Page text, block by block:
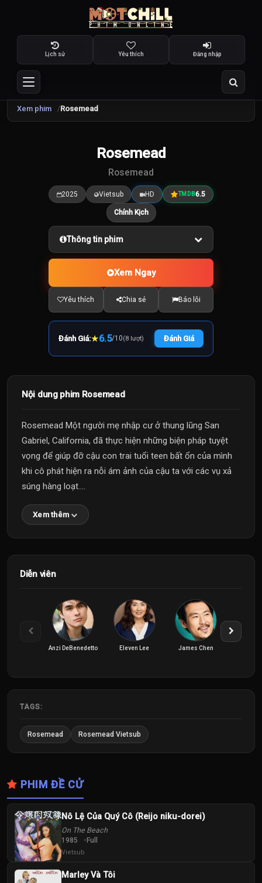
Lịch sử Yêu thích Đăng nhập
Xem phim Rosemead
Rosemead
Rosemead
2025 Vietsub HD TMDB6.5
Chính Kịch
Thông tin phim
Xem Ngay
Yêu thích Chia sẻ Báo lỗi
Đánh Giá:★6.5/10(8 lượt) Đánh Giá
Nội dung phim Rosemead
Rosemead Một người mẹ nhập cư ở thung lũng San
Gabriel, California, đã thực hiện những biện pháp tuyệt
vọng để giúp đỡ cậu con trai tuổi teen bất ổn của mình
khi cô phát hiện ra nỗi ám ảnh của cậu ta với các vụ xả
súng hàng loạt....
Xem thêm
Diễn viên
Anzi DeBenedetto Eleven Lee James Chen
TAGS:
Rosemead Rosemead Vietsub
PHIM ĐỀ CỬ
Nô Lệ Của Quý Cô (Reijo niku-dorei)
On The Beach
1985 Full
Vietsub
Marley Và Tôi